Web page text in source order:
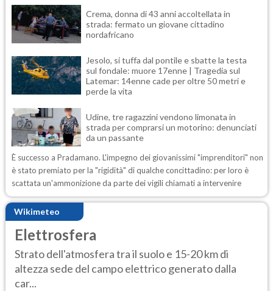
Crema, donna di 43 anni accoltellata in
strada: fermato un giovane cittadino
nordafricano
Jesolo, si tuffa dal pontile e sbatte la testa
sul fondale: muore 17enne | Tragedia sul
Latemar: 14enne cade per oltre 50 metri e
perde la vita
Udine, tre ragazzini vendono limonata in
strada per comprarsi un motorino: denunciati
da un passante
È successo a Pradamano. L'impegno dei giovanissimi "imprenditori" non
è stato premiato per la "rigidità" di qualche concittadino: per loro è
scattata un'ammonizione da parte dei vigili chiamati a intervenire
Wikimeteo
Elettrosfera
Strato dell'atmosfera tra il suolo e 15-20 km di
altezza sede del campo elettrico generato dalla
car...